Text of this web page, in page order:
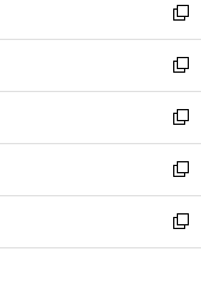
く
で
開
く
ド
ウ
で
開
く
ィ
ン
ド
ウ
で
開
く
い
ウ
ィ
ン
ド
ウ
で
開
く
新
し
い
ウ
ィ
ン
ド
ウ
で
開
新
し
い
ウ
ィ
ン
ド
ウ
新
し
い
ウ
ィ
ン
新
し
い
ウ
新
し